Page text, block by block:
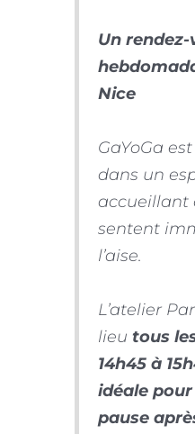
Un rendez-
Nice
GaYoGa
dans un
accueillant
sentent
l’aise.
L’atelier
lieu tous
14h45 à
idéale pour
pause